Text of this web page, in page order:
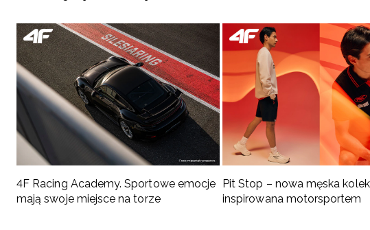
4F Racing Academy. Sportowe emocje
mają swoje miejsce na torze
Pit Stop – nowa męska
inspirowana motorsportem